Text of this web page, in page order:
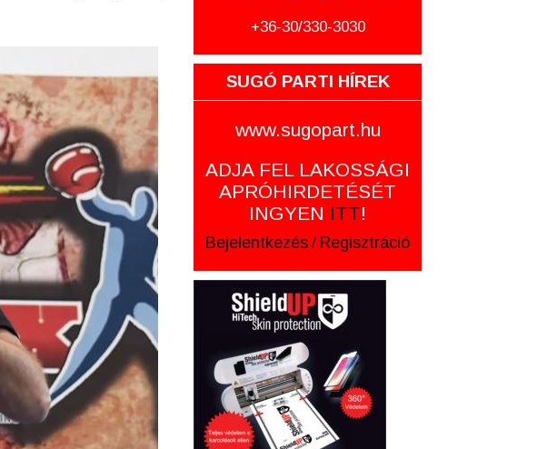
+36-30/330-3030
SUGÓ PARTI HÍREK
www.sugopart.hu
ADJA FEL LAKOSSÁGI
APRÓHIRDETÉSÉT
INGYEN ITT!
Bejelentkezés / Regisztráció